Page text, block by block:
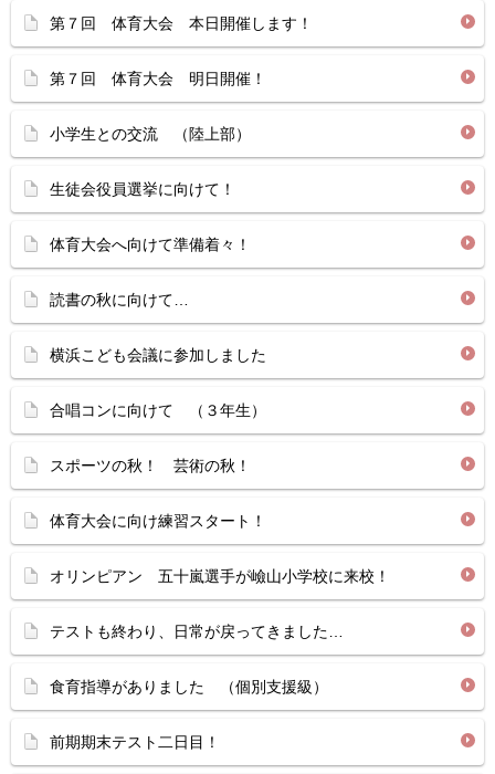
第７回 体育大会 本日開催します！
第７回 体育大会 明日開催！
小学生との交流 （陸上部）
生徒会役員選挙に向けて！
体育大会へ向けて準備着々！
読書の秋に向けて…
横浜こども会議に参加しました
合唱コンに向けて （３年生）
スポーツの秋！ 芸術の秋！
体育大会に向け練習スタート！
オリンピアン 五十嵐選手が嶮山小学校に来校！
テストも終わり、日常が戻ってきました…
食育指導がありました （個別支援級）
前期期末テスト二日目！